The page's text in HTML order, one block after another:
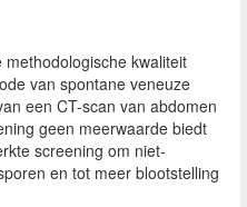
kwaliteit
van spontane veneuze
een CT-scan van abdomen
geen meerwaarde biedt
screening om niet-
en tot meer blootstelling